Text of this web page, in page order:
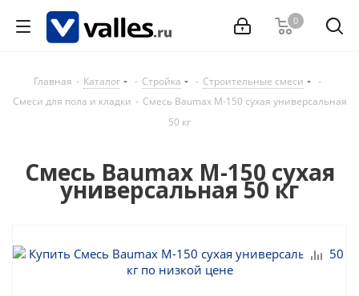
0
Главная - Каталог - Стройка - Строительные смеси
-
Смеси для пола и кладки - Смесь Baumax М-150 сухая универсальная
50 кг
Смесь Baumax М-150 сухая
универсальная 50 кг